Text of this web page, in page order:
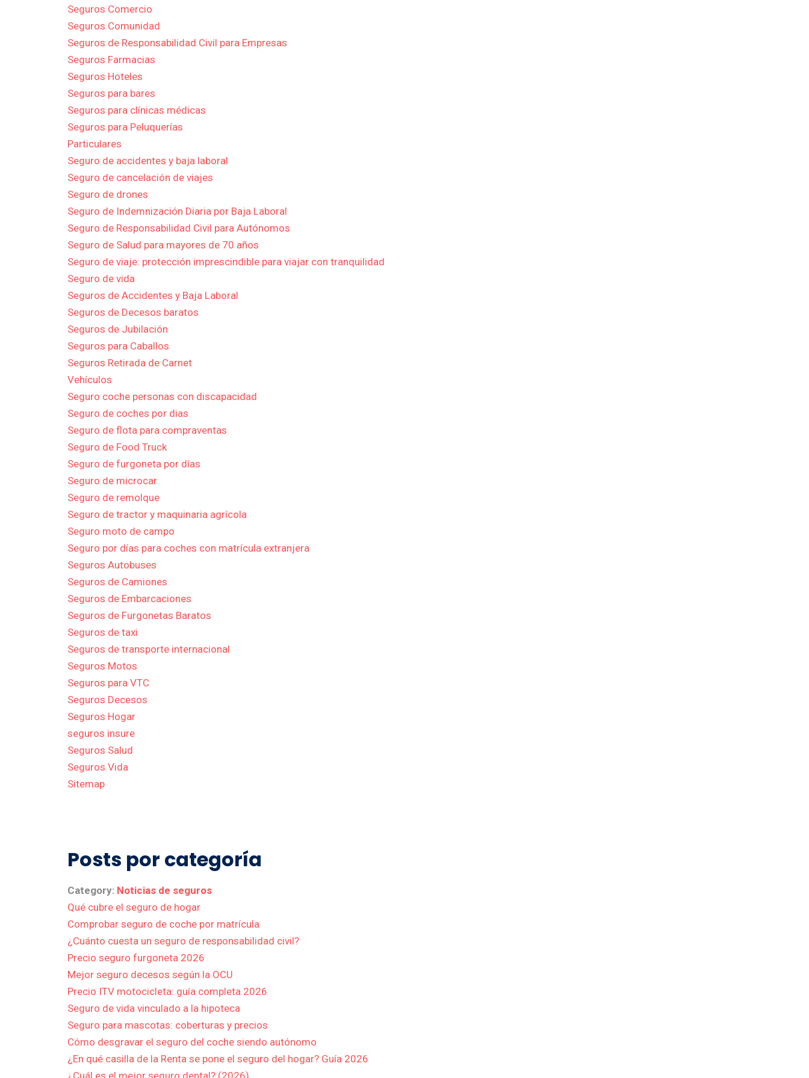
Seguros Comercio
Seguros Comunidad
Seguros de Responsabilidad Civil para Empresas
Seguros Farmacias
Seguros Hoteles
Seguros para bares
Seguros para clínicas médicas
Seguros para Peluquerías
Particulares
Seguro de accidentes y baja laboral
Seguro de cancelación de viajes
Seguro de drones
Seguro de Indemnización Diaria por Baja Laboral
Seguro de Responsabilidad Civil para Autónomos
Seguro de Salud para mayores de 70 años
Seguro de viaje: protección imprescindible para viajar con tranquilidad
Seguro de vida
Seguros de Accidentes y Baja Laboral
Seguros de Decesos baratos
Seguros de Jubilación
Seguros para Caballos
Seguros Retirada de Carnet
Vehículos
Seguro coche personas con discapacidad
Seguro de coches por dias
Seguro de flota para compraventas
Seguro de Food Truck
Seguro de furgoneta por días
Seguro de microcar
Seguro de remolque
Seguro de tractor y maquinaria agrícola
Seguro moto de campo
Seguro por días para coches con matrícula extranjera
Seguros Autobuses
Seguros de Camiones
Seguros de Embarcaciones
Seguros de Furgonetas Baratos
Seguros de taxi
Seguros de transporte internacional
Seguros Motos
Seguros para VTC
Seguros Decesos
Seguros Hogar
seguros insure
Seguros Salud
Seguros Vida
Sitemap
Posts por categoría
Category: Noticias de seguros
Qué cubre el seguro de hogar
Comprobar seguro de coche por matrícula
¿Cuánto cuesta un seguro de responsabilidad civil?
Precio seguro furgoneta 2026
Mejor seguro decesos según la OCU
Precio ITV motocicleta: guía completa 2026
Seguro de vida vinculado a la hipoteca
Seguro para mascotas: coberturas y precios
Cómo desgravar el seguro del coche siendo autónomo
¿En qué casilla de la Renta se pone el seguro del hogar? Guía 2026